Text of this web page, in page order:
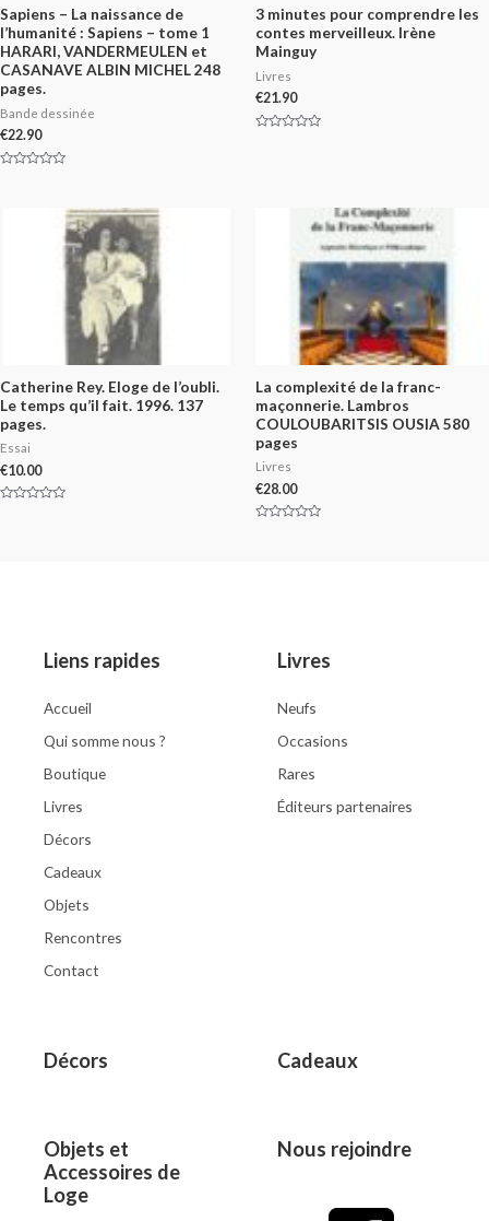
Sapiens – La naissance de
l’humanité : Sapiens – tome 1
HARARI, VANDERMEULEN et
CASANAVE ALBIN MICHEL 248
pages.
Bande dessinée
€22.90
3 minutes pour comprendre les
contes merveilleux. Irène
Mainguy
Livres
€21.90
Catherine Rey. Eloge de l’oubli.
Le temps qu’il fait. 1996. 137
pages.
Essai
€10.00
La complexité de la franc-
maçonnerie. Lambros
COULOUBARITSIS OUSIA 580
pages
Livres
€28.00
Liens rapides
Accueil
Qui somme nous ?
Boutique
Livres
Décors
Cadeaux
Objets
Rencontres
Contact
Livres
Neufs
Occasions
Rares
Éditeurs partenaires
Décors Cadeaux
Objets et
Accessoires de
Loge
Nous rejoindre